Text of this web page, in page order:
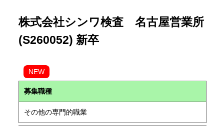
株式会社シンワ検査 名古屋営業所
(S260052) 新卒
NEW
募集職種
その他の専門的職業